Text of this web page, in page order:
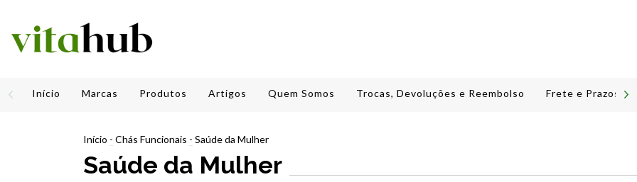
Início Marcas Produtos Artigos Quem Somos Trocas, Devoluções e Reembolso Frete e Prazos
Início - Chás Funcionais - Saúde da Mulher
Saúde da Mulher